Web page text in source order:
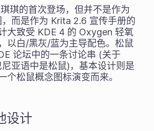
琪的首次登场，但并不是作为
而是作为 Krita 2.6 宣传手册的
大致受 KDE 4 的 Oxygen 轻氧
以白/黑灰/蓝为主导配色。松鼠
论坛中的一条讨论串 (关于
亚语中是松鼠)，基本设计则是
个松鼠概念图标演变而来。
设计